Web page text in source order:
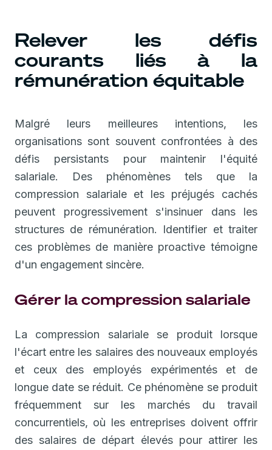
Relever les défis
courants liés à la
rémunération équitable
Malgré leurs meilleures intentions, les
organisations sont souvent confrontées à des
défis persistants pour maintenir l'équité
salariale. Des phénomènes tels que la
compression salariale et les préjugés cachés
peuvent progressivement s'insinuer dans les
structures de rémunération. Identifier et traiter
ces problèmes de manière proactive témoigne
d'un engagement sincère.
Gérer la compression salariale
La compression salariale se produit lorsque
l'écart entre les salaires des nouveaux employés
et ceux des employés expérimentés et de
longue date se réduit. Ce phénomène se produit
fréquemment sur les marchés du travail
concurrentiels, où les entreprises doivent offrir
des salaires de départ élevés pour attirer les